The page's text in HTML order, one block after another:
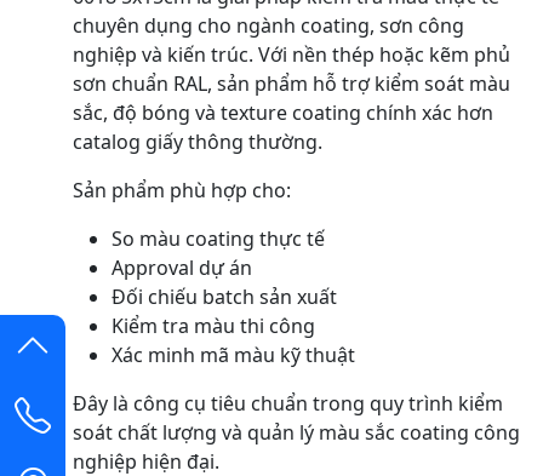
chuyên dụng cho ngành coating, sơn công
nghiệp và kiến trúc. Với nền thép hoặc kẽm phủ
sơn chuẩn RAL, sản phẩm hỗ trợ kiểm soát màu
sắc, độ bóng và texture coating chính xác hơn
catalog giấy thông thường.
Sản phẩm phù hợp cho:
So màu coating thực tế
Approval dự án
Đối chiếu batch sản xuất
Kiểm tra màu thi công
Xác minh mã màu kỹ thuật
Đây là công cụ tiêu chuẩn trong quy trình kiểm
soát chất lượng và quản lý màu sắc coating công
nghiệp hiện đại.